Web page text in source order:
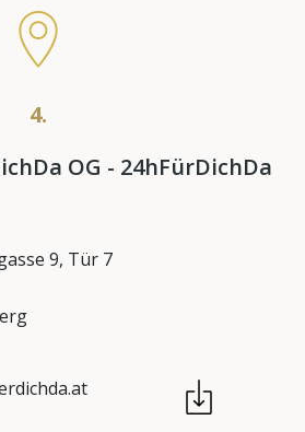
4.
OG - 24hFürDichDa
9, Tür 7